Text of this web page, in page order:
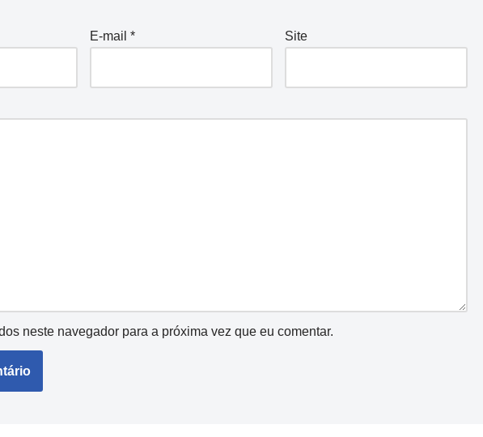
E-mail * Site
neste navegador para a próxima vez que eu comentar.